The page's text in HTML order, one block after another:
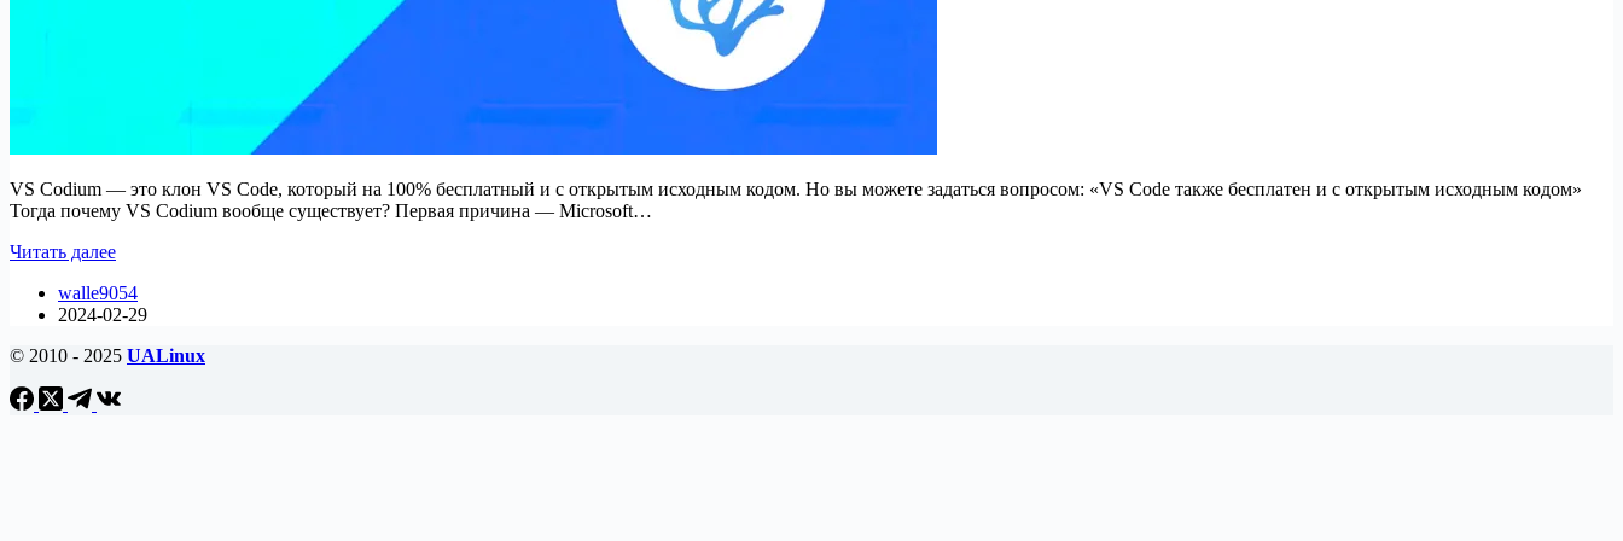
VS Codium — это клон VS Code, который на 100% бесплатный и с открытым исходным кодом. Но вы можете задаться вопросом: «VS Code также бесплатен и с открытым исходным кодом»
Тогда почему VS Codium вообще существует? Первая причина — Microsoft…
Читать далееVS
против
VS
В
разница?
walle9054
2024-02-29
© 2010 - 2025 UALinux